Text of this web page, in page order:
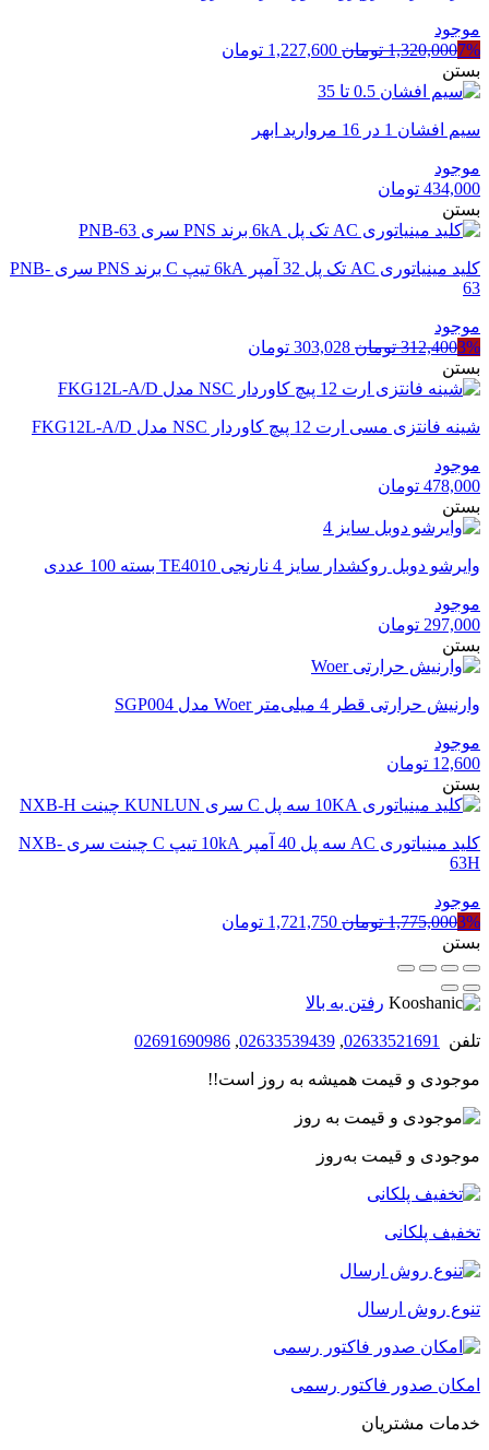
موجود
7%
1,320,000 تومان قیمت
1,227,600 تومان
بستن
سیم افشان 1 در 16 مروارید ابهر
موجود
434,000 تومان
بستن
کلید مینیاتوری AC تک پل 32 آمپر 6kA تیپ C برند PNS سری PNB-
63
موجود
3%
312,400 تومان قیمت
312,400 تومان
303,028 تومان
303,028 تومان
بستن
شینه فانتزی مسی ارت 12 پیچ کاوردار NSC مدل FKG12L-A/D
موجود
478,000 تومان
بستن
وایرشو دوبل روکشدار سایز 4 نارنجی TE4010 بسته 100 عددی
موجود
297,000 تومان
بستن
وارنیش حرارتی قطر 4 میلی‌متر Woer مدل SGP004
موجود
12,600 تومان
بستن
کلید مینیاتوری AC سه پل 40 آمپر 10kA تیپ C چینت سری NXB-
63H
موجود
3%
1,775,000 تومان قیمت
1,721,750 تومان
بستن
رفتن به بالا
تلفن 02633521691
,
02633539439
,
02691690986
موجودی و قیمت همیشه به روز است!!
موجودی و قیمت به‌روز
تخفیف پلکانی
تنوع روش ارسال
امکان صدور فاکتور رسمی
خدمات مشتریان